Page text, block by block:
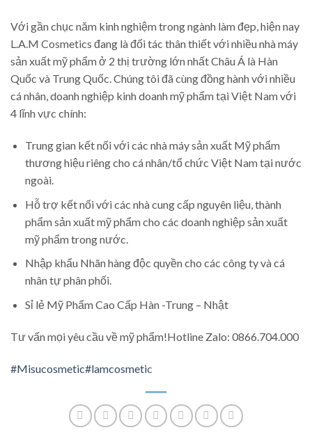
Với gần chục năm kinh nghiệm trong ngành làm đẹp, hiện nay
L.A.M Cosmetics đang là đối tác thân thiết với nhiều nhà máy
sản xuất mỹ phẩm ở 2 thị trường lớn nhất Châu Á là Hàn
Quốc và Trung Quốc. Chúng tôi đã cùng đồng hành với nhiều
cá nhân, doanh nghiệp kinh doanh mỹ phẩm tại Việt Nam với
4 lĩnh vực chính:
Trung gian kết nối với các nhà máy sản xuất Mỹ phẩm
thương hiệu riêng cho cá nhân/tổ chức Việt Nam tại nước
ngoài.
Hỗ trợ kết nối với các nhà cung cấp nguyên liệu, thành
phẩm sản xuất mỹ phẩm cho các doanh nghiệp sản xuất
mỹ phẩm trong nước.
Nhập khẩu Nhãn hàng độc quyền cho các công ty và cá
nhân tự phân phối.
Sỉ lẻ Mỹ Phẩm Cao Cấp Hàn -Trung – Nhật
Tư vấn mọi yêu cầu về mỹ phẩm!Hotline Zalo: 0866.704.000
#Misucosmetic#lamcosmetic